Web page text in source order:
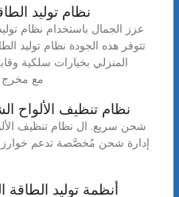
نظام توليد
عزز الجمال باستخدام نظام
المنزلي بخيارات سلكية
شمسية ببطارية LiFePO4 بخرج W مع مخرج
نظام تنظيف الألواح
شحن سريع. ال نظام تنظيف
إدارة شحن مُخصَّصة تدعم
أنظمة توليد